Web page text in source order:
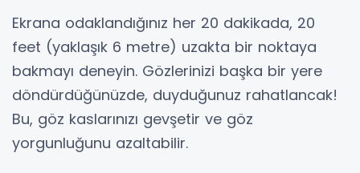
Ekrana odaklandığınız her 20 dakikada, 20
feet (yaklaşık 6 metre) uzakta bir noktaya
bakmayı deneyin. Gözlerinizi başka bir yere
döndürdüğünüzde, duyduğunuz rahatlancak!
Bu, göz kaslarınızı gevşetir ve göz
yorgunluğunu azaltabilir.